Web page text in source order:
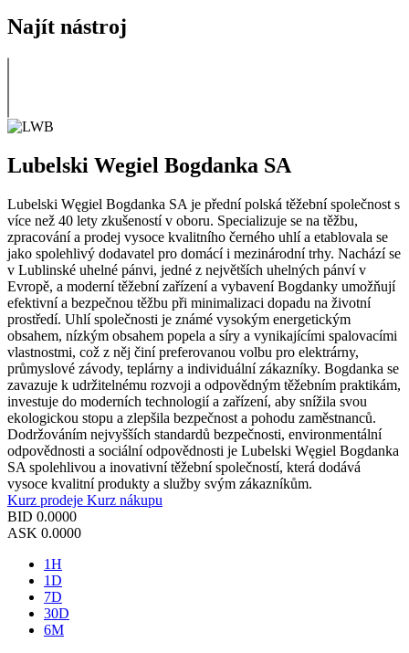
Najít nástroj
Lubelski Wegiel Bogdanka SA
Lubelski Węgiel Bogdanka SA je přední polská těžební společnost s
více než 40 lety zkušeností v oboru. Specializuje se na těžbu,
zpracování a prodej vysoce kvalitního černého uhlí a etablovala se
jako spolehlivý dodavatel pro domácí i mezinárodní trhy. Nachází se
v Lublinské uhelné pánvi, jedné z největších uhelných pánví v
Evropě, a moderní těžební zařízení a vybavení Bogdanky umožňují
efektivní a bezpečnou těžbu při minimalizaci dopadu na životní
prostředí. Uhlí společnosti je známé vysokým energetickým
obsahem, nízkým obsahem popela a síry a vynikajícími spalovacími
vlastnostmi, což z něj činí preferovanou volbu pro elektrárny,
průmyslové závody, teplárny a individuální zákazníky. Bogdanka se
zavazuje k udržitelnému rozvoji a odpovědným těžebním praktikám,
investuje do moderních technologií a zařízení, aby snížila svou
ekologickou stopu a zlepšila bezpečnost a pohodu zaměstnanců.
Dodržováním nejvyšších standardů bezpečnosti, environmentální
odpovědnosti a sociální odpovědnosti je Lubelski Węgiel Bogdanka
SA spolehlivou a inovativní těžební společností, která dodává
vysoce kvalitní produkty a služby svým zákazníkům.
Kurz prodeje Kurz nákupu
BID 0.0000
ASK 0.0000
1H
1D
7D
30D
6M